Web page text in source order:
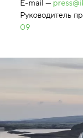
E-mail —
Руководитель
09